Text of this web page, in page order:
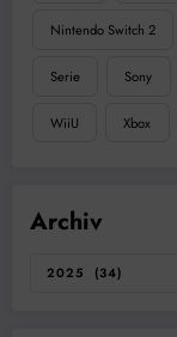
Nintendo Switch 2
Serie Sony
WiiU Xbox
Archiv